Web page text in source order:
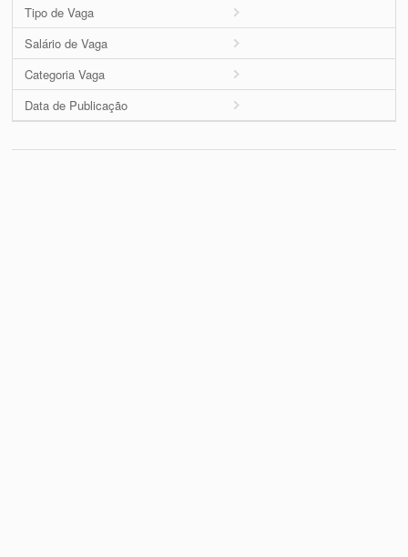
Tipo de Vaga
Salário de Vaga
Categoria Vaga
Data de Publicação